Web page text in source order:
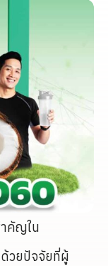
ำคัญใน
วยปัจจัยที่ผู้